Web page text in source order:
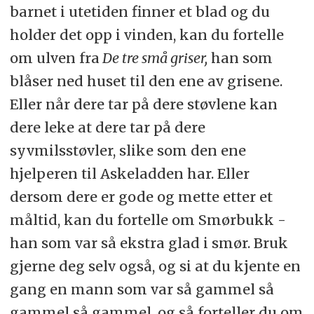
barnet i utetiden finner et blad og du
holder det opp i vinden, kan du fortelle
om ulven fra De tre små griser, han som
blåser ned huset til den ene av grisene.
Eller når dere tar på dere støvlene kan
dere leke at dere tar på dere
syvmilsstøvler, slike som den ene
hjelperen til Askeladden har. Eller
dersom dere er gode og mette etter et
måltid, kan du fortelle om Smørbukk -
han som var så ekstra glad i smør. Bruk
gjerne deg selv også, og si at du kjente en
gang en mann som var så gammel så